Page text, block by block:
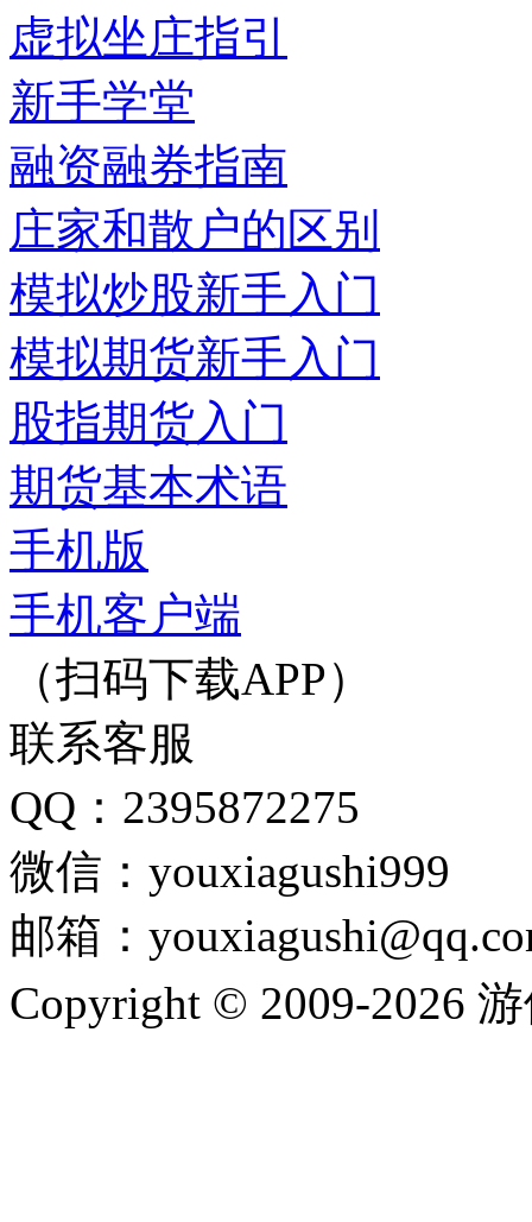
虚拟坐庄指引
新手学堂
融资融券指南
庄家和散户的区别
模拟炒股新手入门
模拟期货新手入门
股指期货入门
期货基本术语
手机版
手机客户端
（扫码下载APP）
联系客服
QQ：2395872275
微信：youxiagushi999
邮箱：
Copyright © 2009-2026